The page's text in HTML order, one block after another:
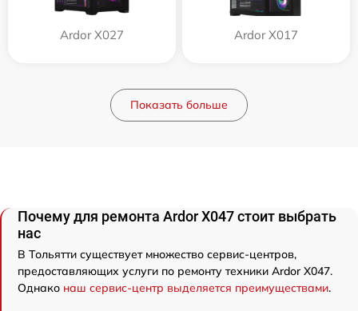
Ardor X027 Ardor X017
Показать больше
Почему для ремонта Ardor X047 стоит выбрать
нас
В Тольятти существует множество сервис-центров,
предоставляющих услуги по ремонту техники Ardor X047.
Однако наш сервис-центр выделяется преимуществами.